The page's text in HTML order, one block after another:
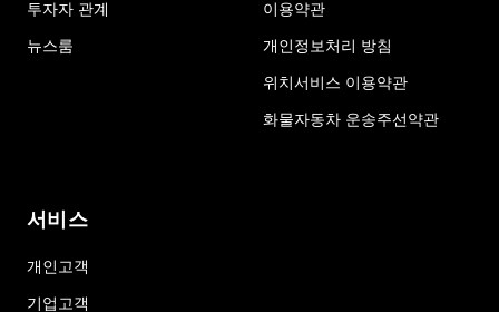
투자자 관계
뉴스룸
서비스
개인고객
기업고객
이용약관
개인정보처리 방침
위치서비스 이용약관
화물자동차 운송주선약관